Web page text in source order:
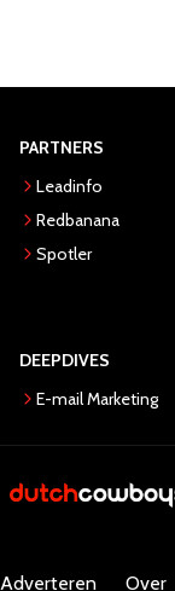
PARTNERS
Leadinfo
Redbanana
Spotler
DEEPDIVES
E-mail Marketing
Adverteren Over